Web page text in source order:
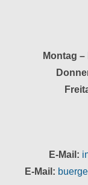
Montag
E-Mail:
E-Mail: